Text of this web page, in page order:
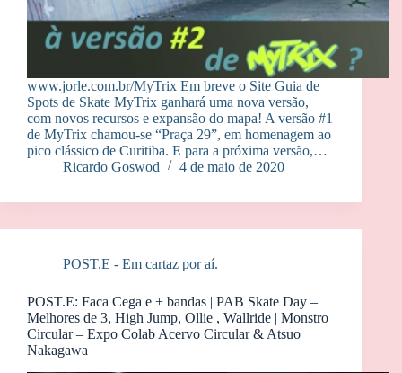
www.jorle.com.br/MyTrix Em breve o Site Guia de
Spots de Skate MyTrix ganhará uma nova versão,
com novos recursos e expansão do mapa! A versão #1
de MyTrix chamou-se “Praça 29”, em homenagem ao
pico clássico de Curitiba. E para a próxima versão,…
Ricardo Goswod
4 de maio de 2020
POST.E - Em cartaz por aí.
POST.E: Faca Cega e + bandas | PAB Skate Day –
Melhores de 3, High Jump, Ollie , Wallride | Monstro
Circular – Expo Colab Acervo Circular & Atsuo
Nakagawa